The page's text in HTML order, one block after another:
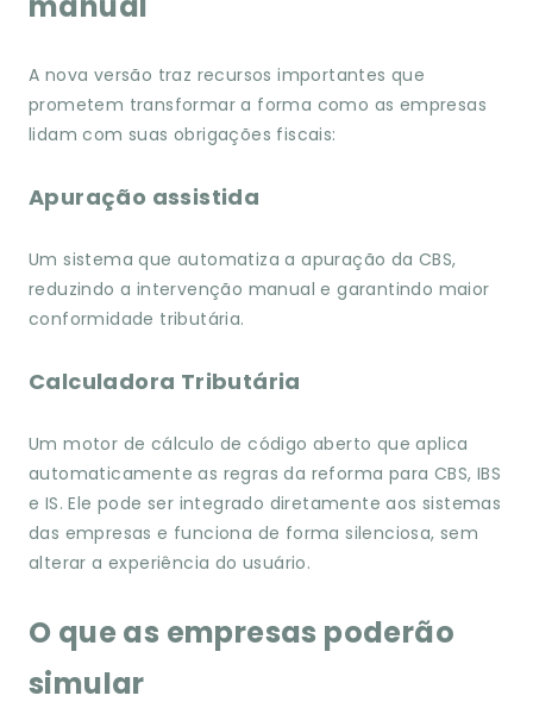
A nova versão traz recursos importantes que
prometem transformar a forma como as empresas
lidam com suas obrigações fiscais:
Apuração assistida
Um sistema que automatiza a apuração da CBS,
reduzindo a intervenção manual e garantindo maior
conformidade tributária.
Calculadora Tributária
Um motor de cálculo de código aberto que aplica
automaticamente as regras da reforma para CBS, IBS
e IS. Ele pode ser integrado diretamente aos sistemas
das empresas e funciona de forma silenciosa, sem
alterar a experiência do usuário.
O que as empresas poderão
simular